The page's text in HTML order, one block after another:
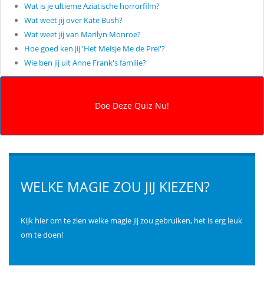
Wat is je ultieme Aziatische horrorfilm?
Wat weet jij over Kate Bush?
Wat weet jij van Marilyn Monroe?
Hoe goed ken jij 'Het Meisje Me de Prei'?
Wie ben jij uit Anne Frank's familie?
WELKE MAGIE ZOU JIJ KIEZEN?
Kijk hier om te zien welke magie jij zou gebruiken, het is erg leuk
om te doen!